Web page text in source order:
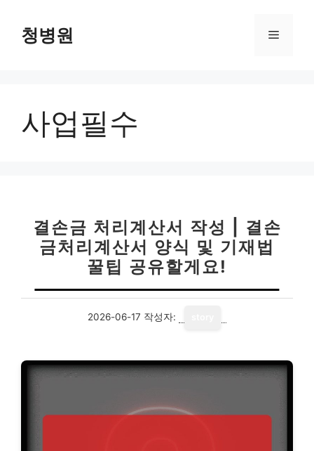
청병원 메
사업필수
결손금 처리계산서 작성 | 결손
금처리계산서 양식 및 기재법
꿀팁 공유할게요!
2026-06-17 작성자: